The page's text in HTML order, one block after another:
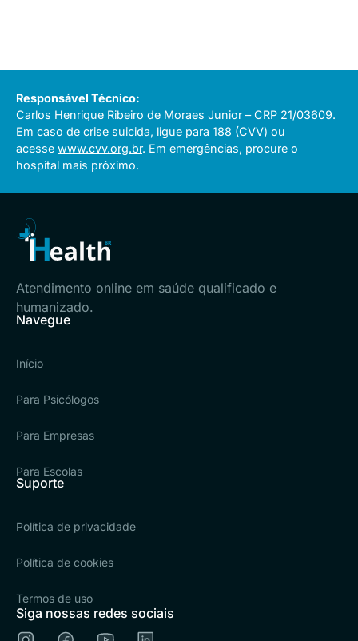
Responsável Técnico:
Carlos Henrique Ribeiro de Moraes Junior – CRP 21/03609.
Em caso de crise suicida, ligue para 188 (CVV) ou
acesse www.cvv.org.br. Em emergências, procure o
hospital mais próximo.
Atendimento online em saúde qualificado e
humanizado.
Navegue
Início
Para Psicólogos
Para Empresas
Para Escolas
Suporte
Política de privacidade
Política de cookies
Termos de uso
Siga nossas redes sociais